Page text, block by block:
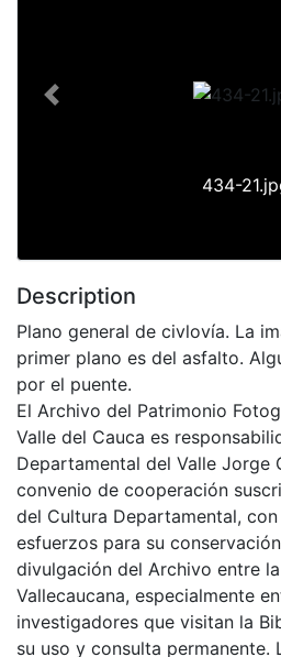
434-
Previous
Description
Plano general de civlovía. La
primer plano es del asfalto.
por el puente.
El Archivo del Patrimonio
Valle del Cauca es
Departamental del Valle Jorge
convenio de cooperación
del Cultura Departamental,
esfuerzos para su
divulgación del Archivo entre
Vallecaucana, especialmente
investigadores que visitan la
su uso y consulta permanente.